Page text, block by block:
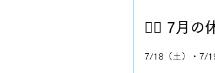
🧘‍♀️ 7月の
7/18（土）・7/